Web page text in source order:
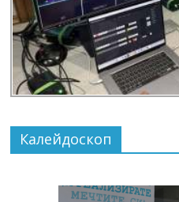
Калейдоскоп